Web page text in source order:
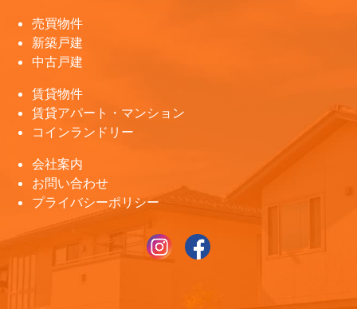
売買物件
新築戸建
中古戸建
賃貸物件
賃貸アパート・マンション
コインランドリー
会社案内
お問い合わせ
プライバシーポリシー